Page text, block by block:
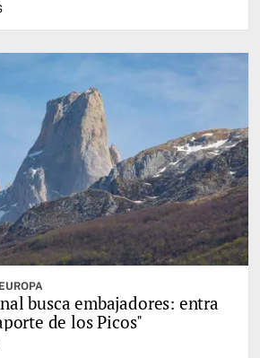
busca embajadores: entra
de los Picos"